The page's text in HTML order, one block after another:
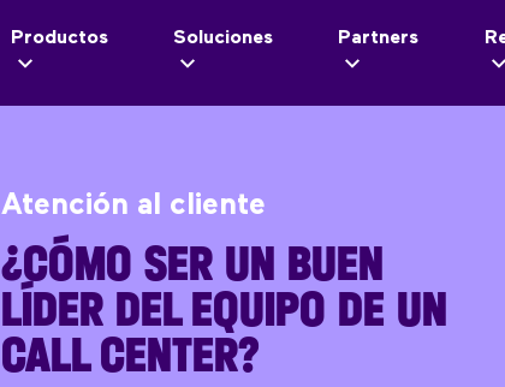
Productos Soluciones Partners
Atención al cliente
¿CÓMO SER UN BUEN
LÍDER DEL EQUIPO DE UN
CALL CENTER?